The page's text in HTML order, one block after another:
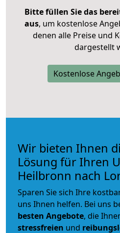
Bitte füllen Sie das
aus, um kostenlose
denen alle Preise und
dargestellt
Kostenlose
Wir bieten Ihnen
Lösung für Ihren
Heilbronn nach
Sparen Sie sich Ihre
uns Ihnen helfen. Bei uns
besten Angebote, die
stressfreien und